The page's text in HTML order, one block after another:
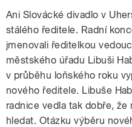
Ani Slovácké divadlo v
stálého ředitele. Radní
jmenovali ředitelkou
městského úřadu Libuši
v průběhu loňského roku
nového ředitele. Libuše
radnice vedla tak dobře,
hledat. Otázku výběru